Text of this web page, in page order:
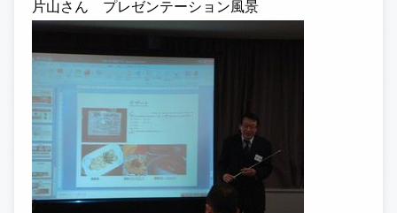
片山さん プレゼンテーション風景